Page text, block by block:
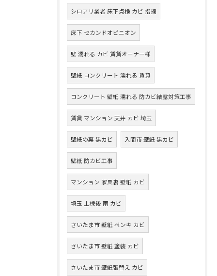
シロアリ業者 床下点検 カビ 指摘
床下 セカンドオピニオン
壁 濡れる カビ 賃貸オーナー様
壁紙 コンクリート 濡れる 賃貸
コンクリート 壁紙 濡れる 防カビ結露対策工事
賃貸 マンション 天井 カビ 埼玉
壁紙の裏 黒カビ 入間市 壁紙 黒カビ
壁紙 防カビ工事
マンション 家具裏 壁紙 カビ
埼玉 上棟後 雨 カビ
さいたま市 壁紙 ペンキ カビ
さいたま市 壁紙 塗装 カビ
さいたま市 壁紙張替え カビ